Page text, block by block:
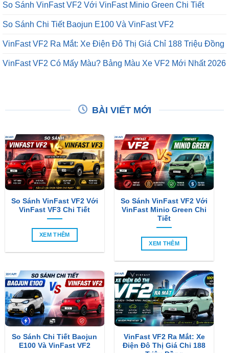
So Sánh VinFast VF2 Với VinFast Minio Green Chi Tiết
So Sánh Chi Tiết Baojun E100 Và VinFast VF2
VinFast VF2 Ra Mắt: Xe Điện Đô Thị Giá Chỉ 188 Triệu Đồng
VinFast VF2 Có Mấy Màu? Bảng Màu Xe VF2 Mới Nhất 2026
BÀI VIẾT MỚI
So Sánh VinFast VF2 Với
VinFast VF3 Chi Tiết
XEM THÊM
So Sánh VinFast VF2 Với
VinFast Minio Green Chi
Tiết
XEM THÊM
So Sánh Chi Tiết Baojun
E100 Và VinFast VF2
VinFast VF2 Ra Mắt: Xe
Điện Đô Thị Giá Chỉ 188